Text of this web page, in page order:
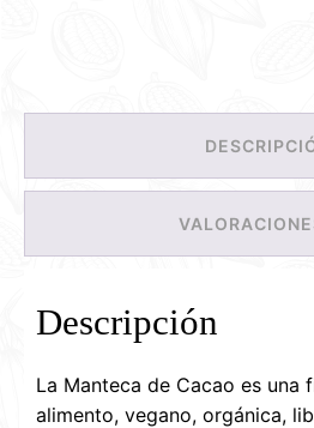
Descripción
La Manteca de Cacao es una
alimento, vegano, orgánica,